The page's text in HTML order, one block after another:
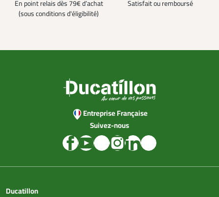
En point relais dès 79€ d’achat
(sous conditions d'éligibilité)
Satisfait ou remboursé
Entreprise Française
Suivez-nous
Ducatillon